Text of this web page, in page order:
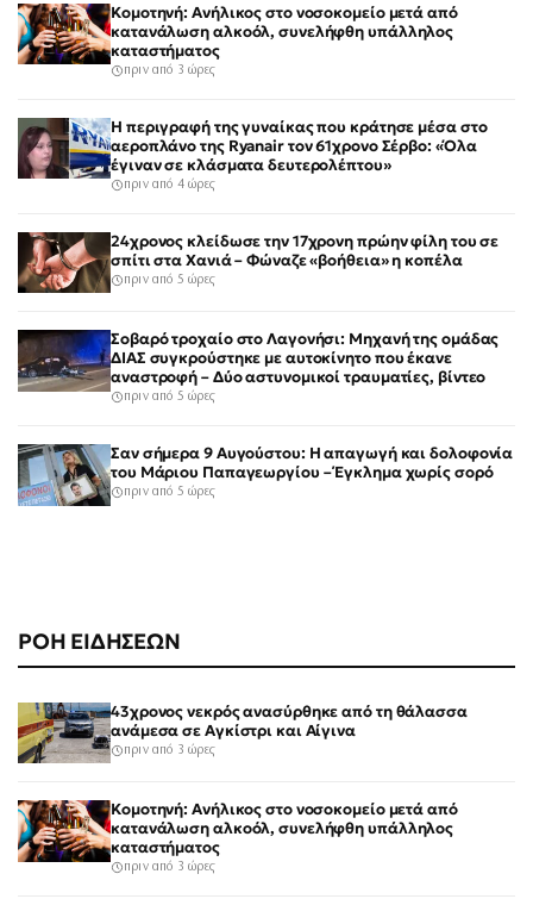
ΡΟΗ ΕΙΔΗΣΕΩΝ
43χρονος νεκρός ανασύρθηκε από τη θάλασσα
ανάμεσα σε Αγκίστρι και Αίγινα
πριν από 3 ώρες
Κομοτηνή: Ανήλικος στο νοσοκομείο μετά από
κατανάλωση αλκοόλ, συνελήφθη υπάλληλος
καταστήματος
πριν από 3 ώρες
Κομοτηνή: Ανήλικος στο νοσοκομείο μετά από
κατανάλωση αλκοόλ, συνελήφθη υπάλληλος
καταστήματος
πριν από 3 ώρες
Η περιγραφή της γυναίκας που κράτησε μέσα στο
αεροπλάνο της Ryanair τον 61χρονο Σέρβο: «Όλα
έγιναν σε κλάσματα δευτερολέπτου»
πριν από 4 ώρες
24χρονος κλείδωσε την 17χρονη πρώην φίλη του σε
σπίτι στα Χανιά – Φώναζε «βοήθεια» η κοπέλα
πριν από 5 ώρες
Σοβαρό τροχαίο στο Λαγονήσι: Μηχανή της ομάδας
ΔΙΑΣ συγκρούστηκε με αυτοκίνητο που έκανε
αναστροφή – Δύο αστυνομικοί τραυματίες, βίντεο
πριν από 5 ώρες
Σαν σήμερα 9 Αυγούστου: Η απαγωγή και δολοφονία
του Μάριου Παπαγεωργίου – Έγκλημα χωρίς σορό
πριν από 5 ώρες